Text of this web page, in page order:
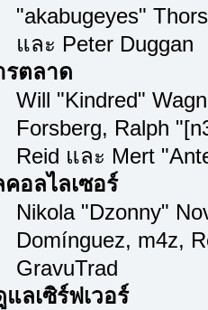
"akabugeyes"
และ Peter Duggan
รตลาด
Will "Kindred"
Forsberg, Ralph
Reid และ Mert
คอลไลเซอร์
Nikola "Dzonny"
Domínguez, m4z,
GravuTrad
แลเซิร์ฟเวอร์